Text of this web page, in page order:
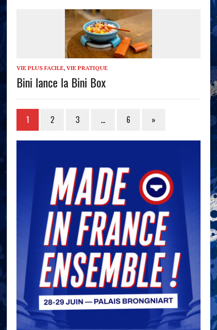
VIE PLUS FACILE, VIE PRATIQUE
Bini lance la Bini Box
1 2 3 … 6 »